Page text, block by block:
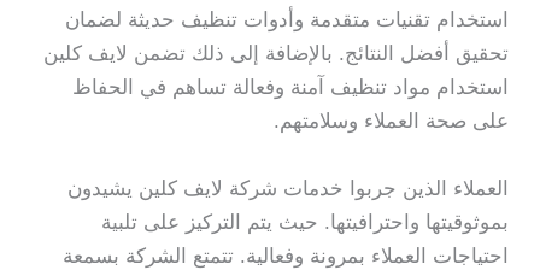
استخدام تقنيات متقدمة وأدوات تنظيف حديثة لضمان
تحقيق أفضل النتائج. بالإضافة إلى ذلك تضمن لايف كلين
استخدام مواد تنظيف آمنة وفعالة تساهم في الحفاظ
على صحة العملاء وسلامتهم.
العملاء الذين جربوا خدمات شركة لايف كلين يشيدون
بموثوقيتها واحترافيتها. حيث يتم التركيز على تلبية
احتياجات العملاء بمرونة وفعالية. تتمتع الشركة بسمعة